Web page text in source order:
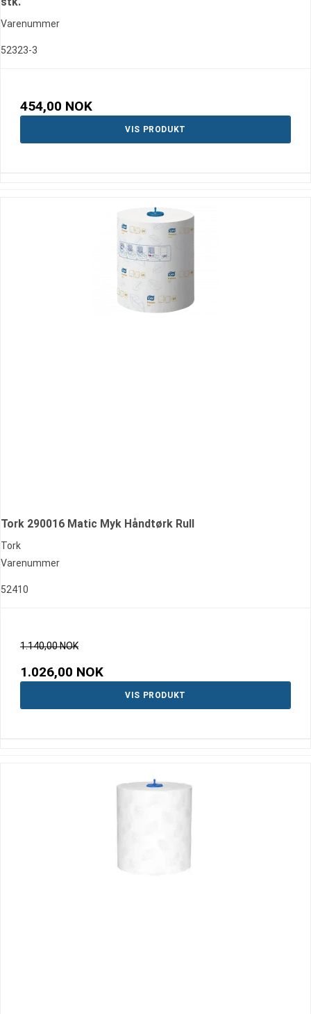
Varenummer
52323-3
454,00 NOK
VIS PRODUKT
Tork 290016 Matic Myk Håndtørk Rull
Tork
Varenummer
52410
1.140,00 NOK
1.026,00 NOK
VIS PRODUKT